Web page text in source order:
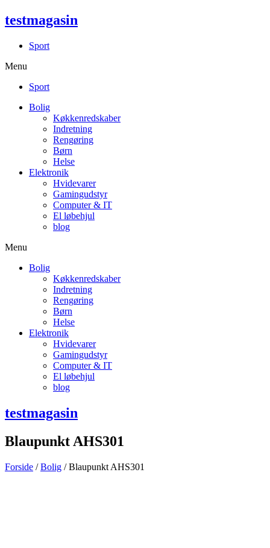
testmagasin
Sport
Menu
Sport
Bolig
Køkkenredskaber
Indretning
Rengøring
Børn
Helse
Elektronik
Hvidevarer
Gamingudstyr
Computer & IT
El løbehjul
blog
Menu
Bolig
Køkkenredskaber
Indretning
Rengøring
Børn
Helse
Elektronik
Hvidevarer
Gamingudstyr
Computer & IT
El løbehjul
blog
testmagasin
Blaupunkt AHS301
Forside /Bolig / Blaupunkt AHS301